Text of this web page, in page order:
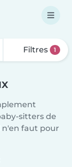
Filtres 1
sitters de
n'en faut pour